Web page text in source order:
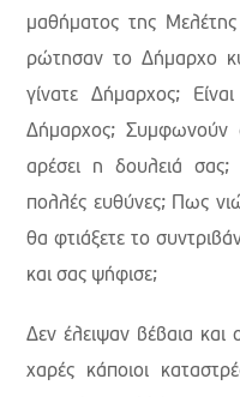
μαθήματος της
ρώτησαν το Δήμαρχο
γίνατε Δήμαρχος;
Δήμαρχος; Συμφωνούν
αρέσει η δουλειά σας;
πολλές ευθύνες; Πως
θα φτιάξετε το
και σας ψήφισε;
Δεν έλειψαν βέβαια και
χαρές κάποιοι